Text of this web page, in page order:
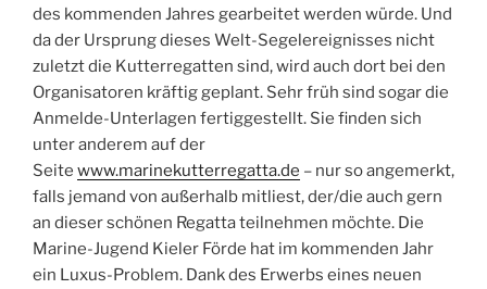
des kommenden Jahres gearbeitet werden würde. Und
da der Ursprung dieses Welt-Segelereignisses nicht
zuletzt die Kutterregatten sind, wird auch dort bei den
Organisatoren kräftig geplant. Sehr früh sind sogar die
Anmelde-Unterlagen fertiggestellt. Sie finden sich
unter anderem auf der
Seite www.marinekutterregatta.de – nur so angemerkt,
falls jemand von außerhalb mitliest, der/die auch gern
an dieser schönen Regatta teilnehmen möchte. Die
Marine-Jugend Kieler Förde hat im kommenden Jahr
ein Luxus-Problem. Dank des Erwerbs eines neuen